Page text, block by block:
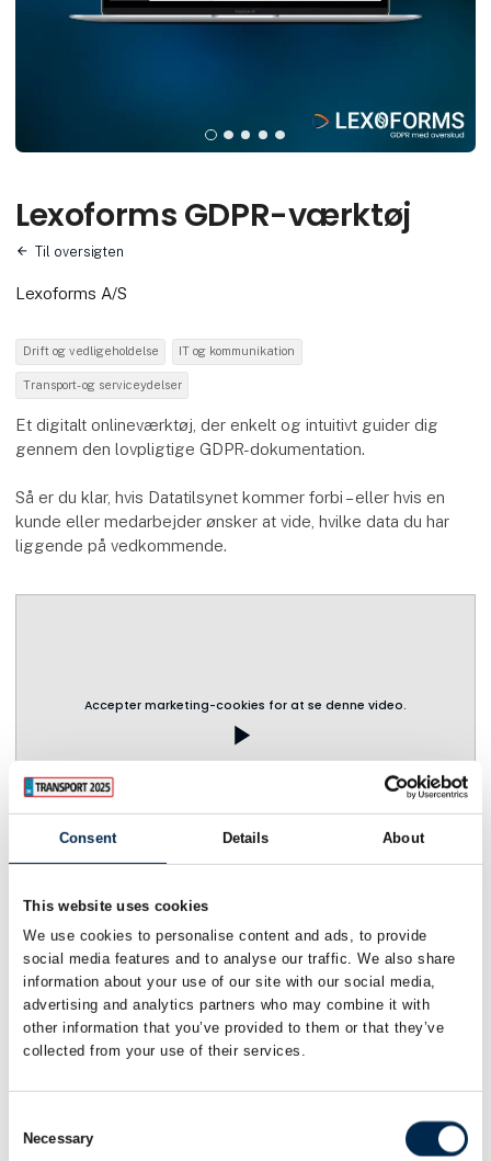
Consent Details About
This website uses cookies
We use cookies to personalise content and ads, to provide
social media features and to analyse our traffic. We also share
information about your use of our site with our social media,
advertising and analytics partners who may combine it with
other information that you’ve provided to them or that they’ve
collected from your use of their services.
Selection
Necessary
Lexoforms GDPR-værktøj
Til oversigten
Lexoforms A/S
Drift og vedligeholdelse IT og kommunikation
Transport- og serviceydelser
Et digitalt onlineværktøj, der enkelt og intuitivt guider dig
gennem den lovpligtige GDPR-dokumentation.
Så er du klar, hvis Datatilsynet kommer forbi – eller hvis en
kunde eller medarbejder ønsker at vide, hvilke data du har
liggende på vedkommende.
Accepter marketing-cookies for at se denne video.
play_arrow